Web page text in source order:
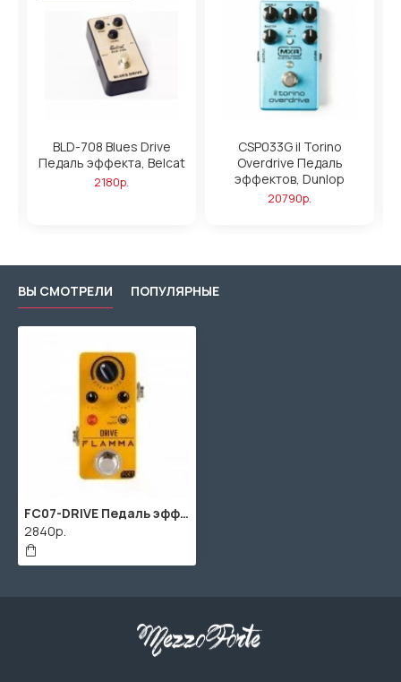
BLD-708 Blues Drive
Педаль эффекта, Belcat
2180р.
CSP033G il Torino
Overdrive Педаль
эффектов, Dunlop
20790р.
ВЫ СМОТРЕЛИ ПОПУЛЯРНЫЕ
FC07-DRIVE Педаль эффектов, Flamma
2840р.